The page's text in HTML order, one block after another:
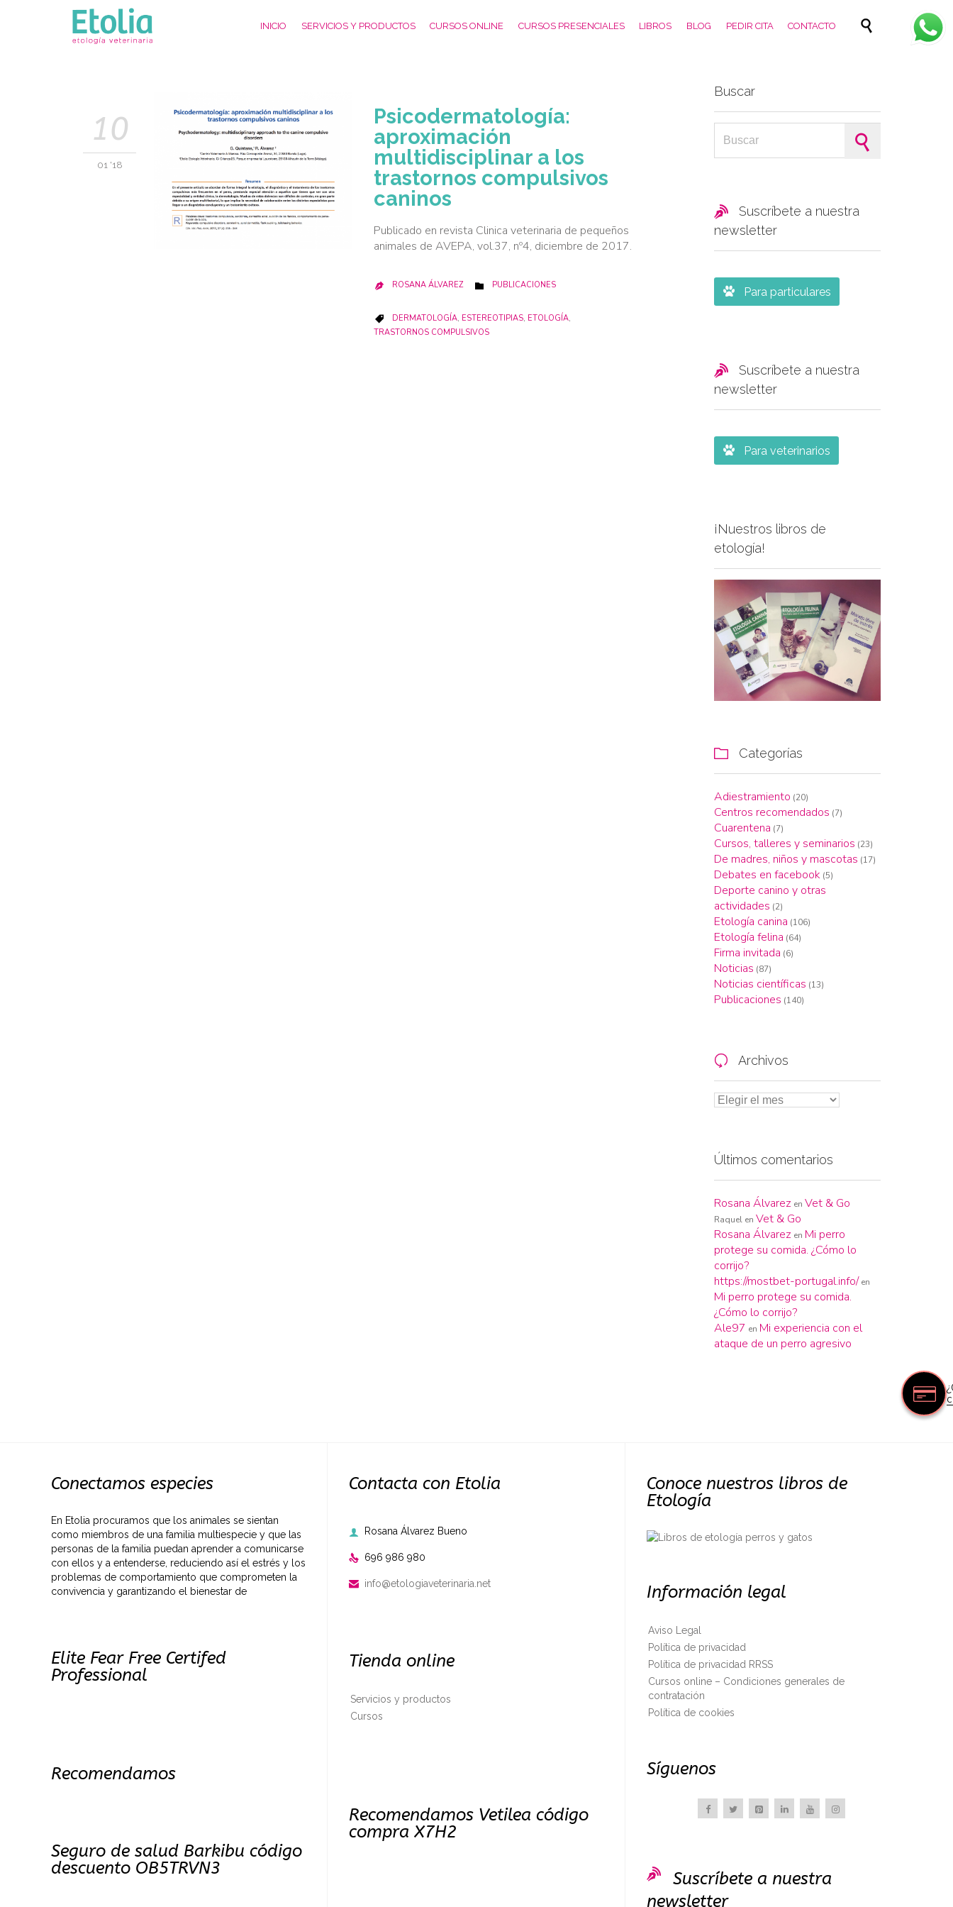
Skip
INICIO SERVICIOS Y PRODUCTOS CURSOS ONLINE CURSOS PRESENCIALES LIBROS BLOG PEDIR CITA CONTACTO 
10
01 '18
Psicodermatología:
aproximación
multidisciplinar a los
trastornos compulsivos
caninos
Publicado en revista Clinica veterinaria de pequeños
animales de AVEPA, vol.37, nº4, diciembre de 2017.
 ROSANA ÁLVAREZ  CATEGORY
PUBLICACIONES
 CATEGORY
DERMATOLOGÍA, ESTEREOTIPIAS, ETOLOGÍA,
TRASTORNOS COMPULSIVOS
Buscar

Suscríbete a nuestra
newsletter
 Para particulares

Suscríbete a nuestra
newsletter
 Para veterinarios
¡Nuestros libros de
etología!
 Categorías
Adiestramiento (20)
Centros recomendados (7)
Cuarentena (7)
Cursos, talleres y seminarios (23)
De madres, niños y mascotas (17)
Debates en facebook (5)
Deporte canino y otras
actividades (2)
Etología canina (106)
Etología felina (64)
Firma invitada (6)
Noticias (87)
Noticias científicas (13)
Publicaciones (140)
 Archivos
Últimos comentarios
Rosana Álvarez en Vet & Go
Raquel en Vet & Go
Rosana Álvarez en Mi perro
protege su comida. ¿Cómo lo
corrijo?
https://mostbet-portugal.info/ en
Mi perro protege su comida.
¿Cómo lo corrijo?
Ale97 en Mi experiencia con el
ataque de un perro agresivo
Conectamos especies
En Etolia procuramos que los animales se sientan
como miembros de una familia multiespecie y que las
personas de la familia puedan aprender a comunicarse
con ellos y a entenderse, reduciendo así el estrés y los
problemas de comportamiento que comprometen la
convivencia y garantizando el bienestar de
Elite Fear Free Certifed
Professional
Recomendamos
Seguro de salud Barkibu código
descuento OB5TRVN3
Contacta con Etolia
 Rosana Álvarez Bueno
 696 986 980
 info@etologiaveterinaria.net
Tienda online
Servicios y productos
Cursos
Recomendamos Vetilea código
compra X7H2
Conoce nuestros libros de
Etología
Información legal
Aviso Legal
Política de privacidad
Política de privacidad RRSS
Cursos online – Condiciones generales de
contratación
Política de cookies
Síguenos

Suscríbete a nuestra
newsletter